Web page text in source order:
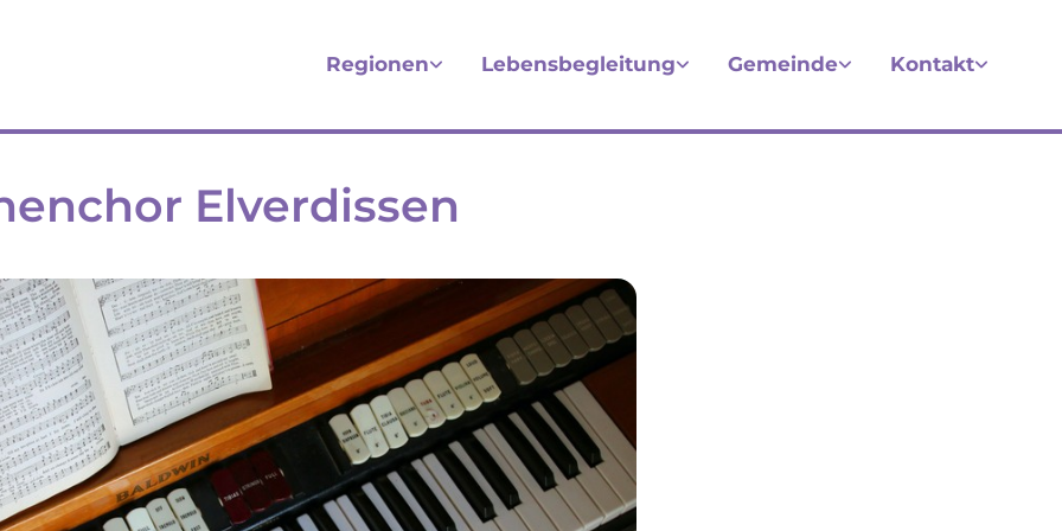
Regionen Lebensbegleitung Gemeinde Kontakt
Elverdissen